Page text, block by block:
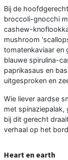
Bij de
broccoli-gnocchi
cashew-
mushroom
tomatenkaviaar en
blauwe spirulina-
paprikasaus en
uitgesproken en
Wie liever aardse
met
bij dit gerecht
verhaal op het
Heart en earth